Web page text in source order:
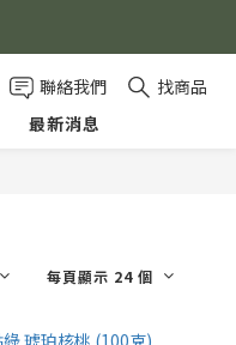
聯絡我們
找商品
最新消息
每頁顯示 24 個